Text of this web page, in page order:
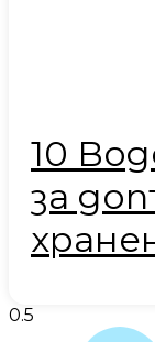
10
за